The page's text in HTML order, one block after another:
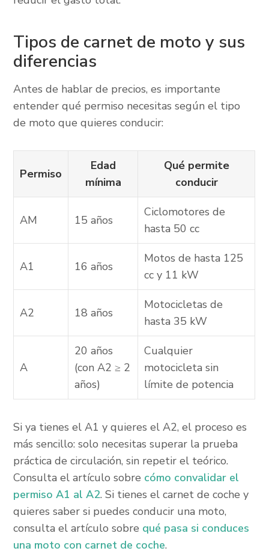
Tipos de carnet de moto y sus
diferencias
Antes de hablar de precios, es importante
entender qué permiso necesitas según el tipo
de moto que quieres conducir:
Permiso
Edad
mínima
Qué permite
conducir
AM 15 años
Ciclomotores de
hasta 50 cc
A1 16 años
Motos de hasta 125
cc y 11 kW
A2 18 años
Motocicletas de
hasta 35 kW
A
20 años
(con A2 ≥ 2
años)
Cualquier
motocicleta sin
límite de potencia
Si ya tienes el A1 y quieres el A2, el proceso es
más sencillo: solo necesitas superar la prueba
práctica de circulación, sin repetir el teórico.
Consulta el artículo sobre cómo convalidar el
permiso A1 al A2. Si tienes el carnet de coche y
quieres saber si puedes conducir una moto,
consulta el artículo sobre qué pasa si conduces
una moto con carnet de coche.